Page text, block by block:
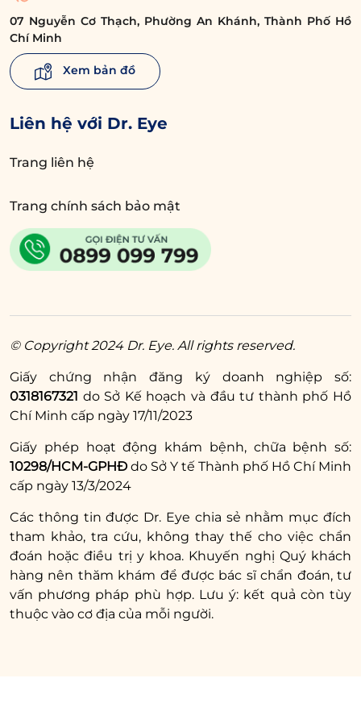
07 Nguyễn Cơ Thạch, Phường An Khánh, Thành Phố Hồ
Chí Minh
Xem bản đồ
Liên hệ với Dr. Eye
Trang liên hệ
Trang chính sách bảo mật
© Copyright 2024 Dr. Eye. All rights reserved.
Giấy chứng nhận đăng ký doanh nghiệp số:
0318167321 do Sở Kế hoạch và đầu tư thành phố Hồ
Chí Minh cấp ngày 17/11/2023
Giấy phép hoạt động khám bệnh, chữa bệnh số:
10298/HCM-GPHĐ do Sở Y tế Thành phố Hồ Chí Minh
cấp ngày 13/3/2024
Các thông tin được Dr. Eye chia sẻ nhằm mục đích
tham khảo, tra cứu, không thay thế cho việc chẩn
đoán hoặc điều trị y khoa. Khuyến nghị Quý khách
hàng nên thăm khám để được bác sĩ chẩn đoán, tư
vấn phương pháp phù hợp. Lưu ý: kết quả còn tùy
thuộc vào cơ địa của mỗi người.